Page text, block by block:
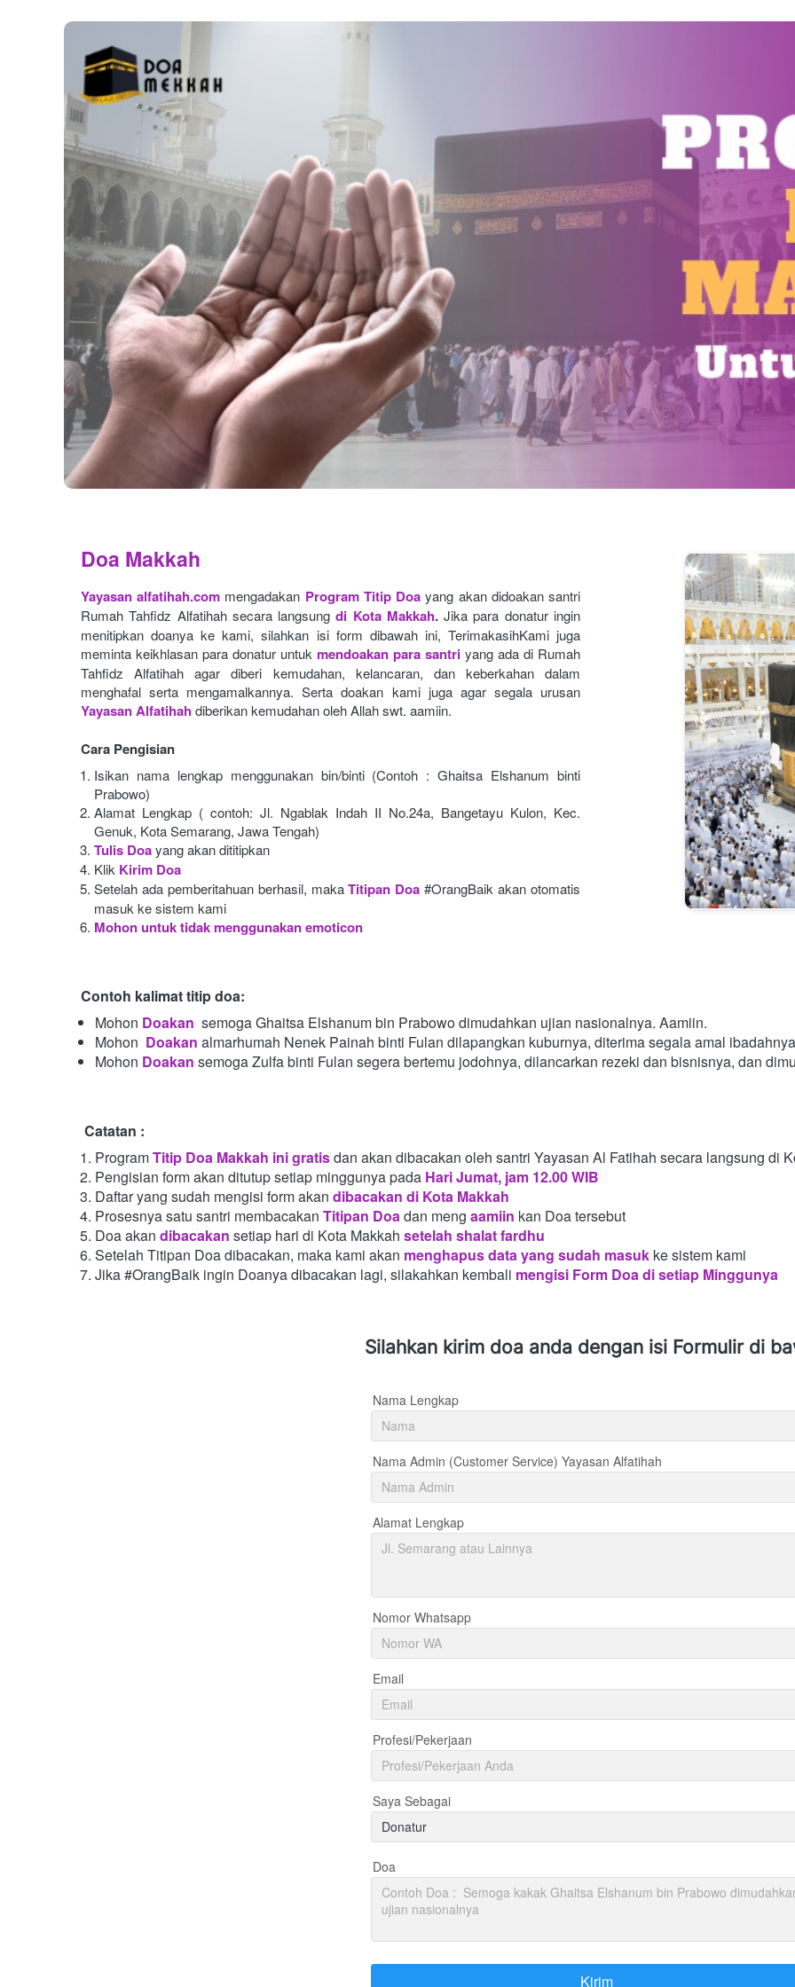
Doa Makkah
Yayasan alfatihah.com mengadakan Program Titip Doa yang akan didoakan santri
Rumah Tahfidz Alfatihah secara langsung di Kota Makkah. Jika para donatur ingin
menitipkan doanya ke kami, silahkan isi form dibawah ini, TerimakasihKami juga
meminta keikhlasan para donatur untuk mendoakan para santri yang ada di Rumah
Tahfidz Alfatihah agar diberi kemudahan, kelancaran, dan keberkahan dalam
menghafal serta mengamalkannya. Serta doakan kami juga agar segala urusan
Yayasan Alfatihah diberikan kemudahan oleh Allah swt. aamiin.
Cara Pengisian
Isikan nama lengkap menggunakan bin/binti (Contoh : Ghaitsa Elshanum binti
Prabowo)
Alamat Lengkap ( contoh: Jl. Ngablak Indah II No.24a, Bangetayu Kulon, Kec.
Genuk, Kota Semarang, Jawa Tengah)
Tulis Doayang akan dititipkan
Klik Kirim Doa
Setelah ada pemberitahuan berhasil, maka Titipan Doa #OrangBaik akan otomatis
masuk ke sistem kami
Mohon untuk tidak menggunakan emoticon
Contoh kalimat titip doa:
Mohon Doakan semoga Ghaitsa Elshanum bin Prabowo dimudahkan ujian nasionalnya. Aamiin.
Mohon Doakan almarhumah Nenek Painah binti Fulan dilapangkan kuburnya, diterima segala amal
Mohon Doakan semoga Zulfa binti Fulan segera bertemu jodohnya, dilancarkan rezeki dan bisnisnya, dan
Catatan :
ProgramTitip Doa Makkah ini gratisdan akan dibacakan oleh santri Yayasan Al Fatihah secara langsung di
Pengisian form akan ditutup setiap minggunya pada Hari Jumat, jam 12.00 WIB
Daftar yang sudah mengisi form akan dibacakan di Kota Makkah
Prosesnya satu santri membacakan Titipan Doadan meng aamiin kan Doa tersebut
Doa akan dibacakan setiap hari di Kota Makkah setelah shalat fardhu
Setelah Titipan Doa dibacakan, maka kami akan menghapus data yang sudah masuk ke sistem kami
Jika #OrangBaik ingin Doanya dibacakan lagi, silakahkan kembali mengisi Form Doa di setiap Minggunya
Silahkan kirim doa anda dengan isi Formulir di
Nama Lengkap
Nama Admin (Customer Service) Yayasan Alfatihah
Alamat Lengkap
Nomor Whatsapp
Email
Profesi/Pekerjaan
Saya Sebagai
Donatur
Doa
`Kirim